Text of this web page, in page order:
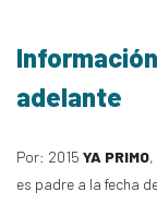
adelante
Por: 2015 YA PRIMO,
es padre a la fecha